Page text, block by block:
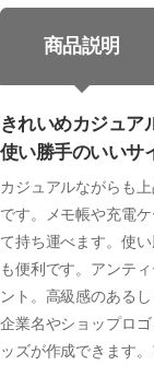
商品説明
きれいめカジュア
使い勝手のいいサ
カジュアルながらも
です。メモ帳や充電
て持ち運べます。使
も便利です。アンテ
ント。高級感のある
企業名やショップロ
ッズが作成できます